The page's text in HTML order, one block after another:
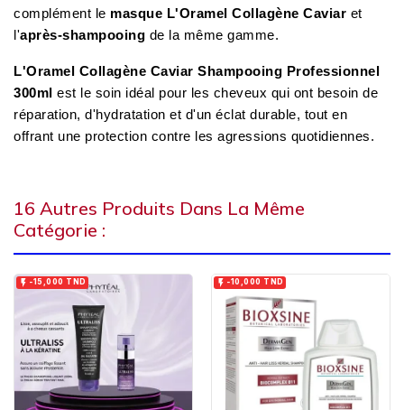
complément le masque L'Oramel Collagène Caviar et
l'après-shampooing de la même gamme.
L'Oramel Collagène Caviar Shampooing Professionnel
300ml est le soin idéal pour les cheveux qui ont besoin de
réparation, d'hydratation et d'un éclat durable, tout en
offrant une protection contre les agressions quotidiennes.
16 Autres Produits Dans La Même
Catégorie :
 -15,000 TND  -10,000 TND